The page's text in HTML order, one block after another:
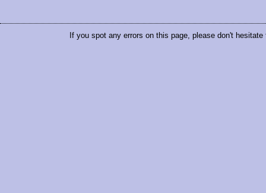
If you spot any errors on this page, please don't